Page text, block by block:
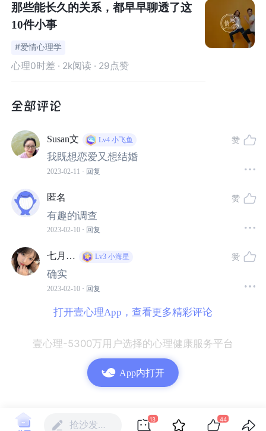
那些能长久的关系，都早早聊透了这
10件小事
#爱情心理学
心理0时差 · 2k阅读 · 29点赞
Susan文 Lv4 小飞鱼
我既想恋爱又想结婚
2023-02-11 · 回复
赞
匿名
有趣的调查
2023-02-10 · 回复
赞
七月… Lv3 小海星
确实
2023-02-10 · 回复
赞
打开壹心理App，查看更多精彩评论
壹心理-5300万用户选择的心理健康服务平台
抢沙发…
13 44
App内打开